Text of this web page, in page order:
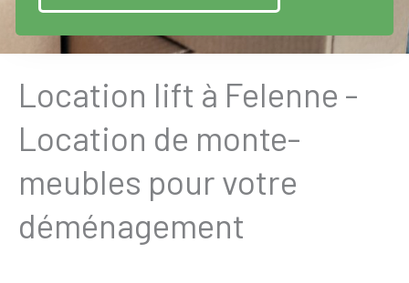
Location lift à Felenne -
Location de monte-
meubles pour votre
déménagement